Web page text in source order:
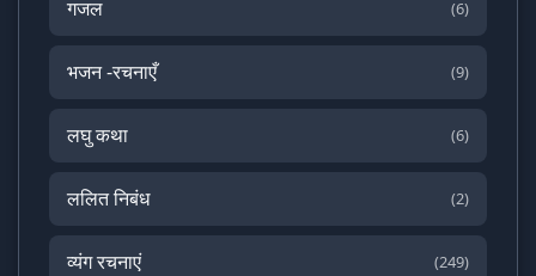
गजल (6)
भजन -रचनाएँ (9)
लघु कथा (6)
ललित निबंध (2)
व्यंग रचनाएं (249)